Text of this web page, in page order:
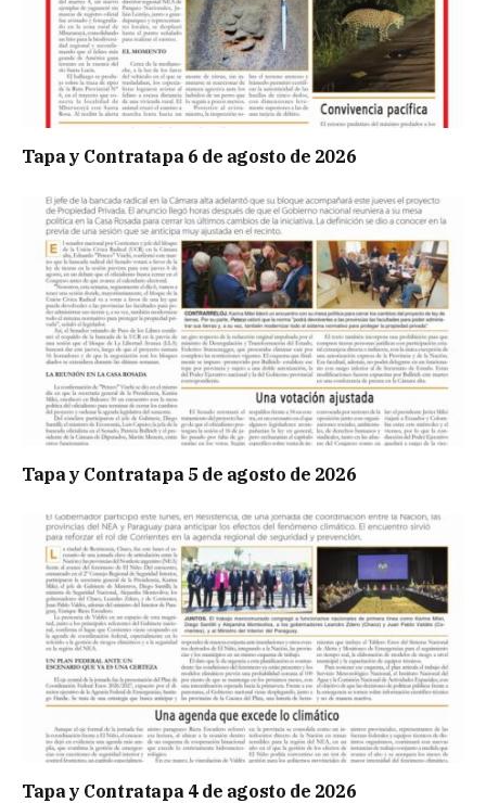
Tapa y Contratapa 6 de agosto de 2026
Tapa y Contratapa 5 de agosto de 2026
Tapa y Contratapa 4 de agosto de 2026